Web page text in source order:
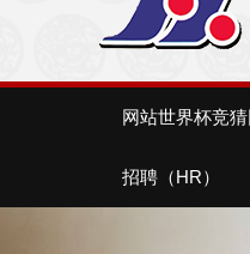
网站世界杯竞猜
招聘（HR）